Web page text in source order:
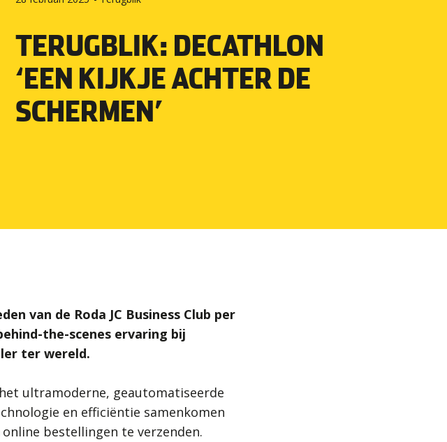
TERUGBLIK: DECATHLON
‘EEN KIJKJE ACHTER DE
SCHERMEN’
van de Roda JC Business Club per
the-scenes ervaring bij
ter wereld.
ultramoderne, geautomatiseerde
en efficiëntie samenkomen
bestellingen te verzenden.